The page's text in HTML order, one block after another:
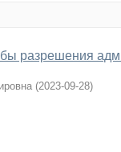
разрешения
(2023-09-28)